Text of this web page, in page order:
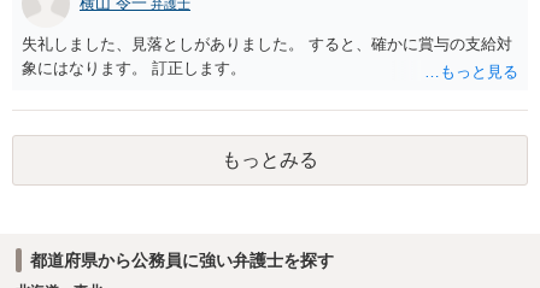
弁護士
失礼しました、見落としがありました。 すると、確かに賞与の支給対
象にはなります。 訂正します。
もっとみる
都道府県から公務員に強い弁護士を探す